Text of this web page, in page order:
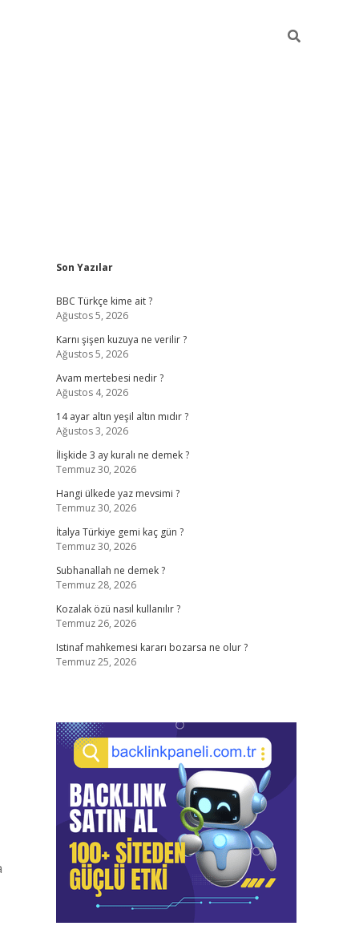
Sidebar
Son Yazılar
BBC Türkçe kime ait ?
Ağustos 5, 2026
Karnı şişen kuzuya ne verilir ?
Ağustos 5, 2026
Avam mertebesi nedir ?
Ağustos 4, 2026
14 ayar altın yeşil altın mıdır ?
Ağustos 3, 2026
İlişkide 3 ay kuralı ne demek ?
Temmuz 30, 2026
Hangi ülkede yaz mevsimi ?
Temmuz 30, 2026
İtalya Türkiye gemi kaç gün ?
Temmuz 30, 2026
Subhanallah ne demek ?
Temmuz 28, 2026
Kozalak özü nasıl kullanılır ?
Temmuz 26, 2026
Istinaf mahkemesi kararı bozarsa ne olur ?
Temmuz 25, 2026